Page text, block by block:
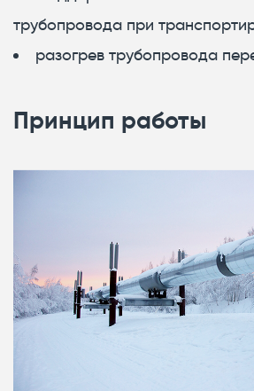
трубопровода при
разогрев трубопровода
Принцип работы